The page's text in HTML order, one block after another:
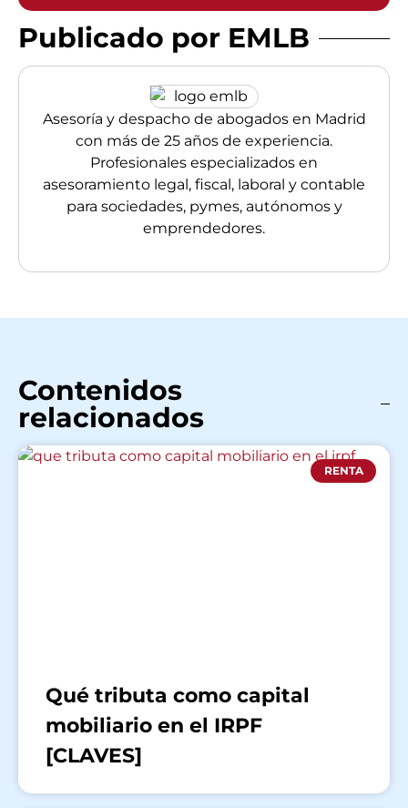
Publicado por EMLB
Asesoría y despacho de abogados en Madrid
con más de 25 años de experiencia.
Profesionales especializados en
asesoramiento legal, fiscal, laboral y contable
para sociedades, pymes, autónomos y
emprendedores.
Contenidos
relacionados
RENTA
Qué tributa como capital
mobiliario en el IRPF
[CLAVES]